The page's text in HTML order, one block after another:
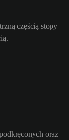
częścią stopy
oraz